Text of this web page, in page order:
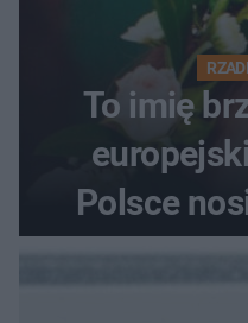
To imię
Polsce